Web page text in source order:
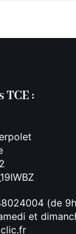
TCE :
(de
et